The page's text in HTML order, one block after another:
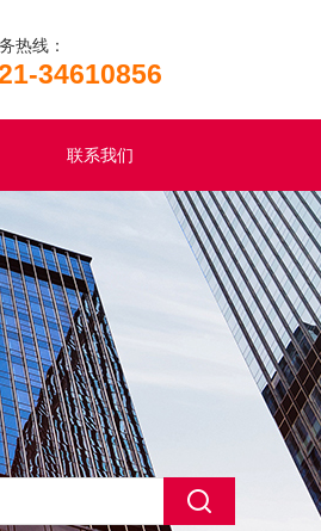
热线：
34610856
联系我们